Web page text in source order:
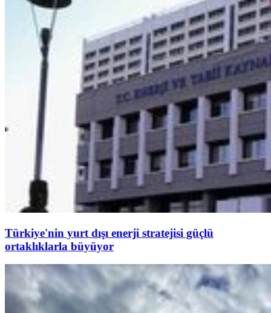
Türkiye'nin yurt dışı enerji stratejisi güçlü
ortaklıklarla büyüyor